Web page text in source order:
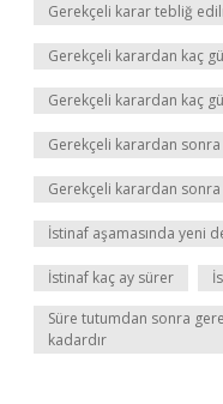
Gerekçeli karar tebliğ
Gerekçeli karardan kaç
Gerekçeli karardan kaç
Gerekçeli karardan
Gerekçeli karardan
İstinaf aşamasında yeni
İstinaf kaç ay sürer
Süre tutumdan sonra
kadardır